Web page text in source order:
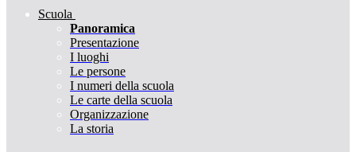
Scuola
Panoramica
Presentazione
I luoghi
Le persone
I numeri della scuola
Le carte della scuola
Organizzazione
La storia